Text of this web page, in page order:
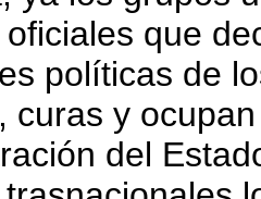
que
políticas de
curas y
del